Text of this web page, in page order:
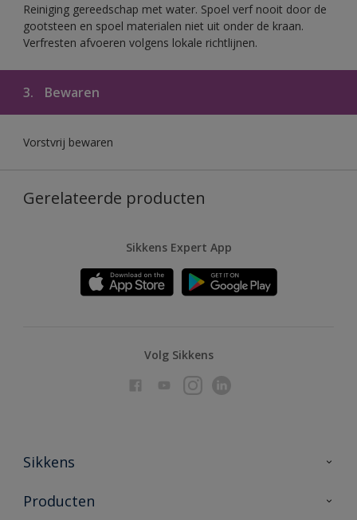
Reiniging gereedschap met water. Spoel verf nooit door de
gootsteen en spoel materialen niet uit onder de kraan.
Verfresten afvoeren volgens lokale richtlijnen.
3. Bewaren
Vorstvrij bewaren
Gerelateerde producten
Sikkens Expert App
Volg Sikkens
Sikkens
Over Sikkens
Producten